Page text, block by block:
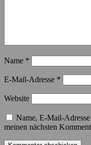
Name *
E-Mail-Adresse *
Website
Name, E-Mail-
meinen nächsten